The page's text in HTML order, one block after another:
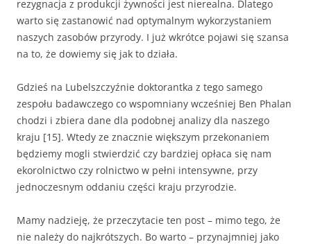
rezygnacja z produkcji żywności jest nierealna. Dlatego
warto się zastanowić nad optymalnym wykorzystaniem
naszych zasobów przyrody. I już wkrótce pojawi się szansa
na to, że dowiemy się jak to działa.
Gdzieś na Lubelszczyźnie doktorantka z tego samego
zespołu badawczego co wspomniany wcześniej Ben Phalan
chodzi i zbiera dane dla podobnej analizy dla naszego
kraju [15]. Wtedy ze znacznie większym przekonaniem
będziemy mogli stwierdzić czy bardziej opłaca się nam
ekorolnictwo czy rolnictwo w pełni intensywne, przy
jednoczesnym oddaniu części kraju przyrodzie.
Mamy nadzieję, że przeczytacie ten post – mimo tego, że
nie należy do najkrótszych. Bo warto – przynajmniej jako